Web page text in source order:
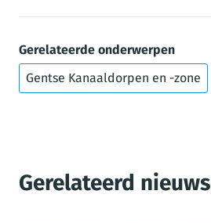
Gerelateerde onderwerpen
Gentse Kanaaldorpen en -zone
Gerelateerd nieuws